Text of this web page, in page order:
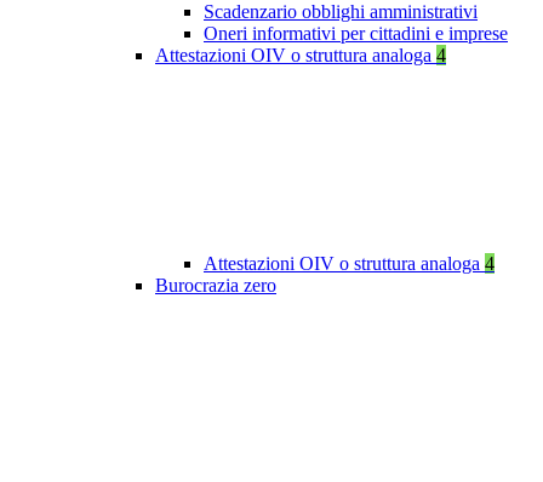
Scadenzario obblighi amministrativi
Oneri informativi per cittadini e imprese
Attestazioni OIV o struttura analoga 4
Attestazioni OIV o struttura analoga 4
Burocrazia zero